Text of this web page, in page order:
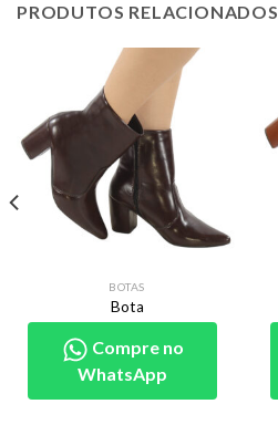
PRODUTOS RELACIONADOS
BOTAS
Bota
Compre no
WhatsApp